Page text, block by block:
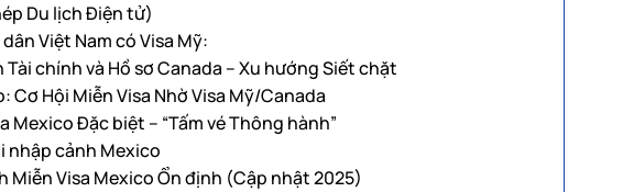
Du lịch Điện tử)
Việt Nam có Visa Mỹ:
chính và Hồ sơ Canada – Xu hướng Siết chặt
Cơ Hội Miễn Visa Nhờ Visa Mỹ/Canada
Mexico Đặc biệt – “Tấm vé Thông hành”
nhập cảnh Mexico
Miễn Visa Mexico Ổn định (Cập nhật 2025)